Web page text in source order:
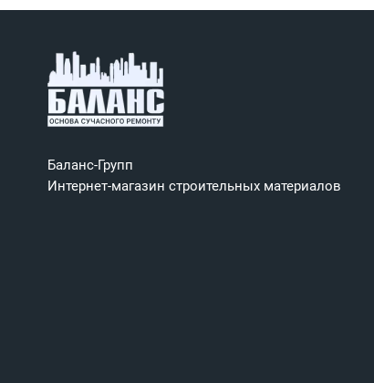
Баланс-Групп
Интернет-магазин строительных материалов